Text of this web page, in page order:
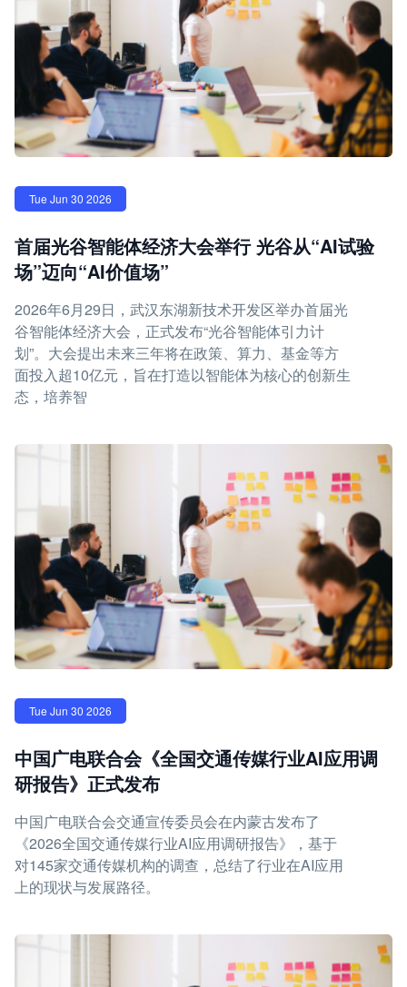
Tue Jun 30 2026
首届光谷智能体经济大会举行 光谷从“AI试验
场”迈向“AI价值场”
2026年6月29日，武汉东湖新技术开发区举办首届光
谷智能体经济大会，正式发布“光谷智能体引力计
划”。大会提出未来三年将在政策、算力、基金等方
面投入超10亿元，旨在打造以智能体为核心的创新生
态，培养智
Tue Jun 30 2026
中国广电联合会《全国交通传媒行业AI应用调
研报告》正式发布
中国广电联合会交通宣传委员会在内蒙古发布了
《2026全国交通传媒行业AI应用调研报告》，基于
对145家交通传媒机构的调查，总结了行业在AI应用
上的现状与发展路径。